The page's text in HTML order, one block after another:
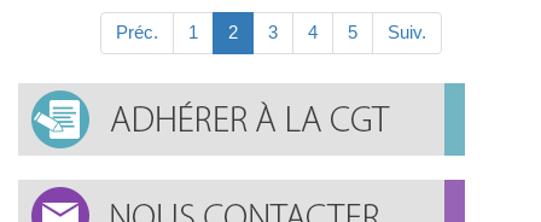
Préc. 1 2 3 4 5 Suiv.